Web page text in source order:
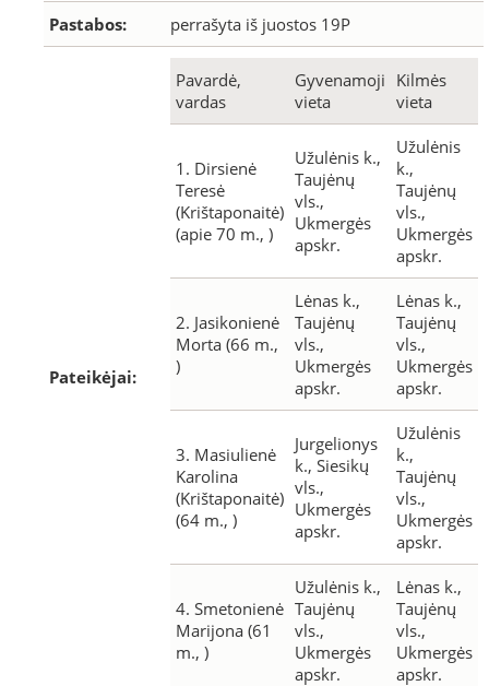
Pastabos: perrašyta iš juostos 19P
Pateikėjai:
Pavardė,
vardas
Gyvenamoji
vieta
Kilmės
vieta
1. Dirsienė
Teresė
(Krištaponaitė)
(apie 70 m., )
Užulėnis k.,
Taujėnų
vls.,
Ukmergės
apskr.
Užulėnis
k.,
Taujėnų
vls.,
Ukmergės
apskr.
2. Jasikonienė
Morta (66 m.,
)
Lėnas k.,
Taujėnų
vls.,
Ukmergės
apskr.
Lėnas k.,
Taujėnų
vls.,
Ukmergės
apskr.
3. Masiulienė
Karolina
(Krištaponaitė)
(64 m., )
Jurgelionys
k., Siesikų
vls.,
Ukmergės
apskr.
Užulėnis
k.,
Taujėnų
vls.,
Ukmergės
apskr.
4. Smetonienė
Marijona (61
m., )
Užulėnis k.,
Taujėnų
vls.,
Ukmergės
apskr.
Lėnas k.,
Taujėnų
vls.,
Ukmergės
apskr.